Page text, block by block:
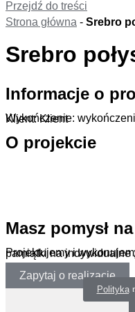
Przejdź do treści
Strona główna - Srebro
Srebro
Informacje o
Wykończenie:
Klient: Klient
O projekcie
Masz pomysł
Projektujemy i wykonujemy metalowe breloki, magnesy oraz
Zapytaj o realizację
Polityka